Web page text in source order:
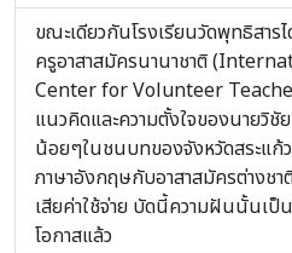
ขณะเดียวกันโรงเรียนวัดพุทธิสา
ครูอาสาสมัครนานาชาติ
Center for Volunteer
แนวคิดและความตั้งใจของนายวิชั
น้อยๆในชนบทของจังหวัดสระแก้
ภาษาอังกฤษกับอาสาสมัครต่างชา
เสียค่าใช้จ่าย บัดนี้ความฝันนั้นเป็
โอกาสแล้ว